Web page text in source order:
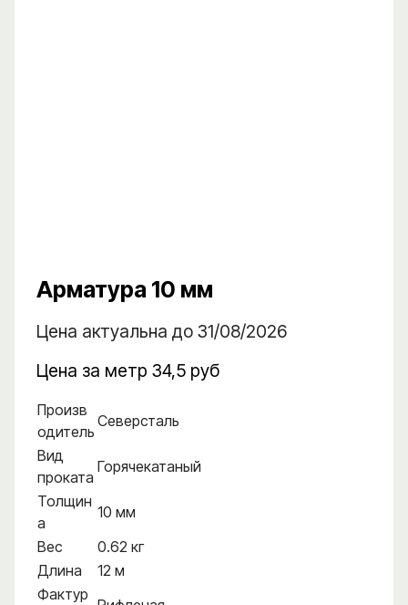
Арматура 10 мм
Цена актуальна до 31/08/2026
Цена за метр 34,5 руб
Произв
одитель
Северсталь
Вид
проката
Горячекатаный
Толщин
а
10 мм
Вес
0.62 кг
Длина
12 м
Фактур